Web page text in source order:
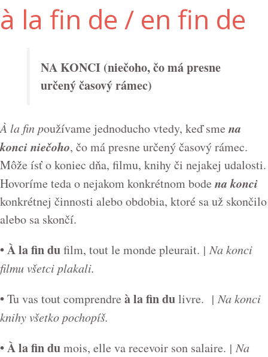
à la fin de / en fin de
NA KONCI (niečoho, čo má presne
určený časový rámec)
À la fin používame jednoducho vtedy, keď sme na
konci niečoho, čo má presne určený časový rámec.
Môže ísť o koniec dňa, filmu, knihy či nejakej udalosti.
Hovoríme teda o nejakom konkrétnom bode na konci
konkrétnej činnosti alebo obdobia, ktoré sa už skončilo
alebo sa skončí.
•À la fin dufilm, tout le monde pleurait. | Na konci
filmu všetci plakali.
•Tu vas tout comprendre à la fin dulivre. | Na konci
knihy všetko pochopíš.
• À la fin dumois, elle va recevoir son salaire. | Na